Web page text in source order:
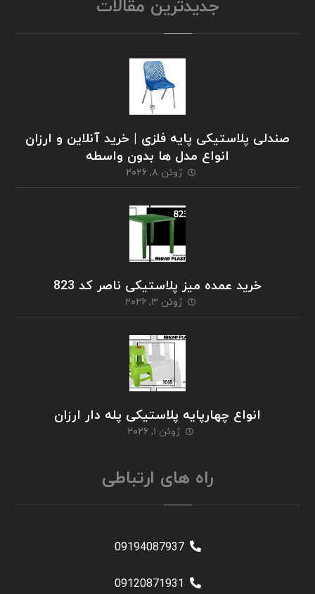
جدیدترین مقالات
صندلی پلاستیکی پایه فلزی | خرید آنلاین و ارزان
انواع مدل ها بدون واسطه
ژوئن ۸, ۲۰۲۶
خرید عمده میز پلاستیکی ناصر کد 823
ژوئن ۳, ۲۰۲۶
انواع چهارپایه پلاستیکی پله دار ارزان
ژوئن ۱, ۲۰۲۶
راه های ارتباطی
09194087937
09120871931